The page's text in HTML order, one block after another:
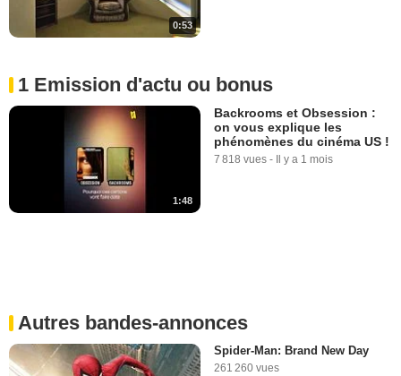
0:53
1 Emission d'actu ou bonus
1:48
Backrooms et Obsession :
on vous explique les
phénomènes du cinéma US !
7 818 vues - Il y a 1 mois
Autres bandes-annonces
Spider-Man: Brand New Day
261 260 vues